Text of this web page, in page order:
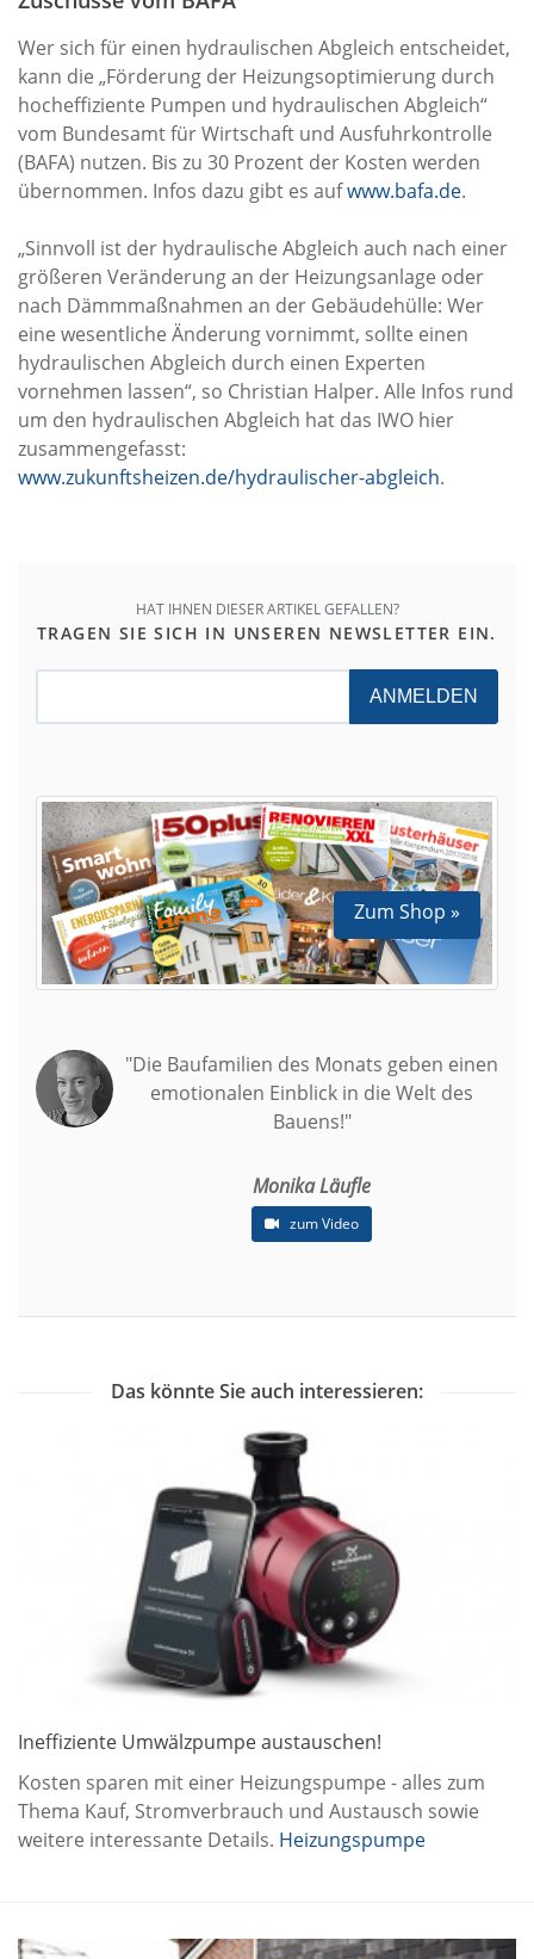
Wer sich für einen hydraulischen Abgleich entscheidet,
kann die „Förderung der Heizungsoptimierung durch
hocheffiziente Pumpen und hydraulischen Abgleich“
vom Bundesamt für Wirtschaft und Ausfuhrkontrolle
(BAFA) nutzen. Bis zu 30 Prozent der Kosten werden
übernommen. Infos dazu gibt es aufwww.bafa.de.
„Sinnvoll ist der hydraulische Abgleich auch nach einer
größeren Veränderung an der Heizungsanlage oder
nach Dämmmaßnahmen an der Gebäudehülle: Wer
eine wesentliche Änderung vornimmt, sollte einen
hydraulischen Abgleich durch einen Experten
vornehmen lassen“, so Christian Halper. Alle Infos rund
um den hydraulischen Abgleich hat das IWO hier
zusammengefasst:
www.zukunftsheizen.de/hydraulischer-abgleich.
HAT IHNEN DIESER ARTIKEL GEFALLEN?
TRAGEN SIE SICH IN UNSEREN NEWSLETTER EIN.
ANMELDEN
Zum Shop »
"Die Baufamilien des Monats geben einen
emotionalen Einblick in die Welt des
Bauens!"
Monika Läufle
zum Video
Das könnte Sie auch interessieren:
Ineffiziente Umwälzpumpe austauschen!
Kosten sparen mit einer Heizungspumpe - alles zum
Thema Kauf, Stromverbrauch und Austausch sowie
weitere interessante Details. Heizungspumpe